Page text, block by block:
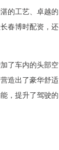
的工艺、卓越的
春博时配资，还
了车内的头部空
造出了豪华舒适
，提升了驾驶的